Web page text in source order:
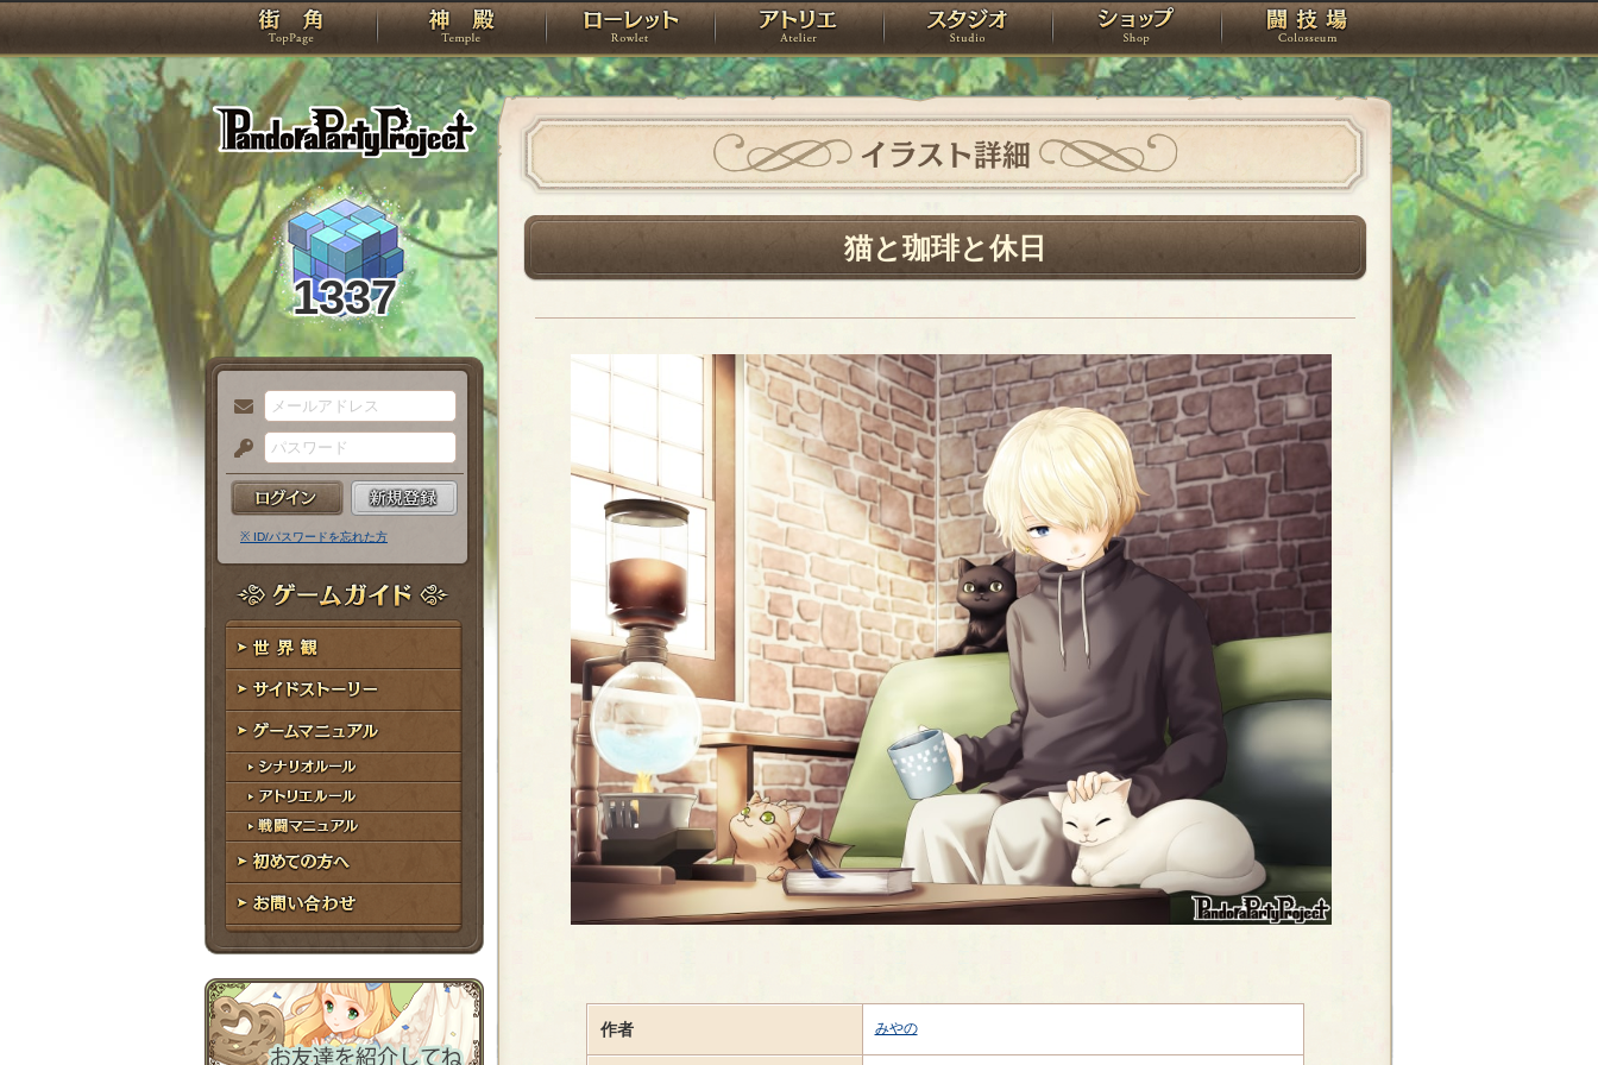
PandoraPartyProject
TOP 神殿 ローレット アトリエ スタジオ ショップ 闘技場
1337
メ
ー
ル
ア
ド
レ
ス
パ
ス
ー
ド
※ ID/パスワードを忘れた方
ゲームガイド
世界観
サイドストーリー
ゲームマニュアル
シナリオルール
アトリエルール
戦闘マニュアル
初めての方へ
お問い合わせ
イラスト詳細
猫と珈琲と休日
作者 みやの